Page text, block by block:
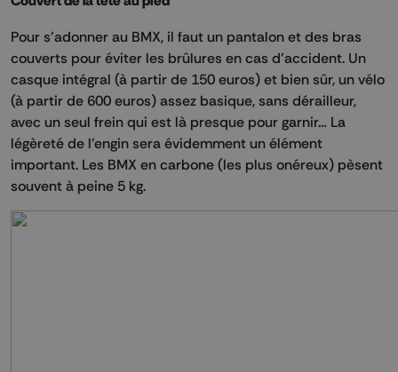
Pour s’adonner au BMX, il faut un pantalon et des bras
couverts pour éviter les brûlures en cas d’accident. Un
casque intégral (à partir de 150 euros) et bien sûr, un vélo
(à partir de 600 euros) assez basique, sans dérailleur,
avec un seul frein qui est là presque pour garnir… La
légèreté de l'engin sera évidemment un élément
important. Les BMX en carbone (les plus onéreux) pèsent
souvent à peine 5 kg.